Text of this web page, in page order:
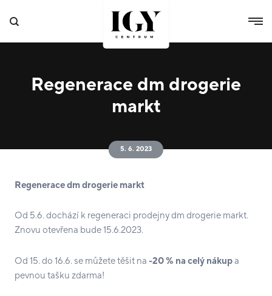
Regenerace dm drogerie
markt
5. 6. 2023
Regenerace dm drogerie markt
Od 5.6. dochází k regeneraci prodejny dm drogerie markt.
Znovu otevřena bude 15.6.2023.
Od 15. do 16.6. se můžete těšit na -20 % na celý nákupa
pevnou tašku zdarma!